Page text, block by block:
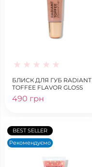
БЛИСК ДЛЯ ГУБ RADIANT
TOFFEE FLAVOR GLOSS
490 грн
BEST SELLER
Рекомендуємо